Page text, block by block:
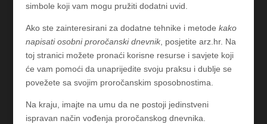
simbole koji vam mogu pružiti dodatni uvid.
Ako ste zainteresirani za dodatne tehnike i metode kako
napisati osobni proročanski dnevnik, posjetite arz.hr. Na
toj stranici možete pronaći korisne resurse i savjete koji
će vam pomoći da unaprijedite svoju praksu i dublje se
povežete sa svojim proročanskim sposobnostima.
Na kraju, imajte na umu da ne postoji jedinstveni
ispravan način vođenja proročanskog dnevnika.